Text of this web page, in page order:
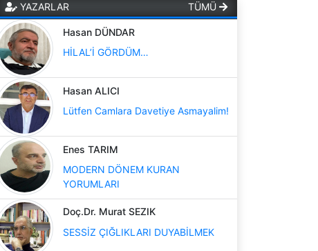
YAZARLAR TÜMÜ
Hasan DÜNDAR
HİLAL’İ GÖRDÜM…
Hasan ALICI
Lütfen Camlara Davetiye Asmayalim!
Enes TARIM
MODERN DÖNEM KURAN
YORUMLARI
Doç.Dr. Murat SEZIK
SESSİZ ÇIĞLIKLARI DUYABİLMEK